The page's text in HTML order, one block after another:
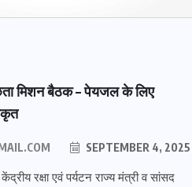
मिशन बैठक – पेयजल के लिए
SEPTEMBER 4, 2025
रक्षा एवं पर्यटन राज्य मंत्री व सांसद